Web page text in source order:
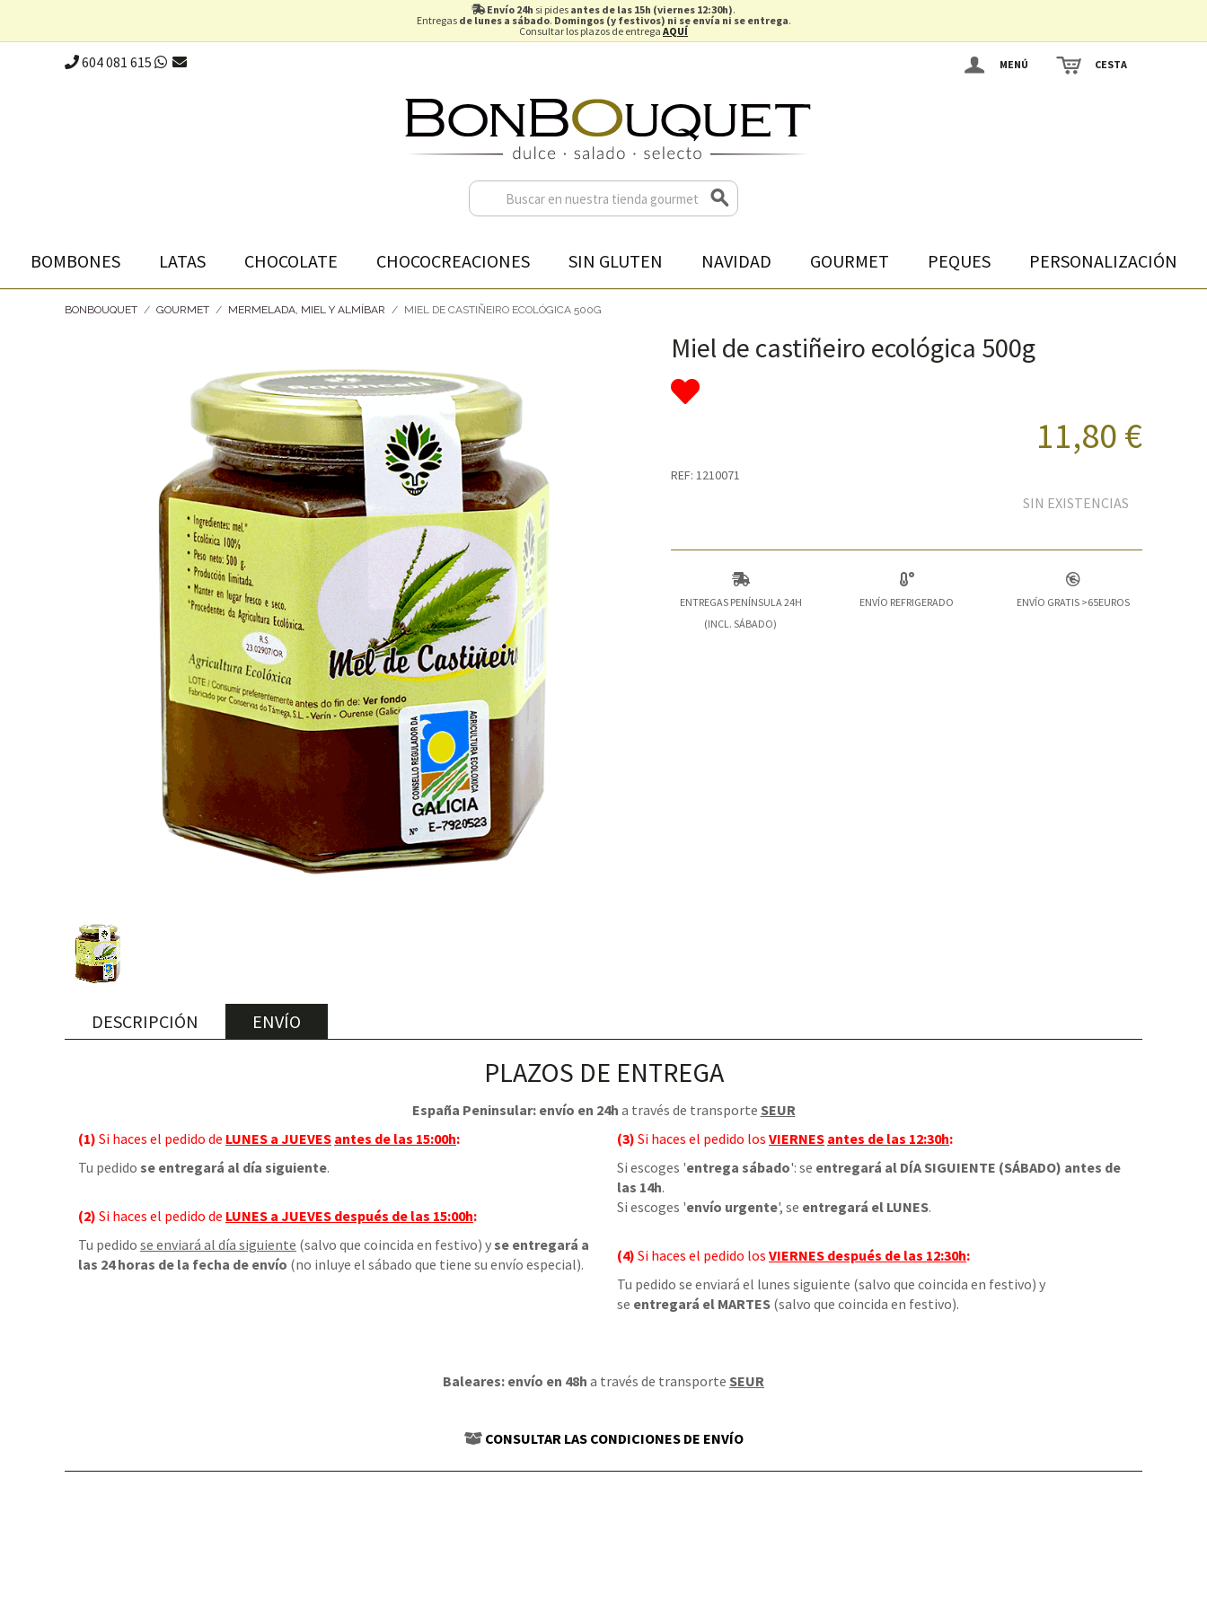
Envío 24h si pides antes de las 15h (viernes 12:30h).
Entregas de lunes a sábado. Domingos (y festivos) ni se envía ni se entrega.
Consultar los plazos de entrega AQUÍ
604 081 615 MENÚ CESTA
BOMBONES LATAS CHOCOLATE CHOCOCREACIONES SIN GLUTEN NAVIDAD GOURMET PEQUES PERSONALIZACIÓN
BONBOUQUET / GOURMET / MERMELADA, MIEL Y ALMÍBAR / MIEL DE CASTIÑEIRO ECOLÓGICA 500G
Miel de castiñeiro ecológica 500g
11,80 €
REF: 1210071
SIN EXISTENCIAS
ENTREGAS PENÍNSULA 24H
(INCL. SÁBADO)
ENVÍO REFRIGERADO ENVÍO GRATIS >65EUROS
DESCRIPCIÓN ENVÍO
PLAZOS DE ENTREGA
España Peninsular: envío en 24h a través de transporte SEUR
(1) Si haces el pedido de LUNES a JUEVES antes de las 15:00h:
Tu pedido se entregará al día siguiente.
(2) Si haces el pedido de LUNES a JUEVES después de las 15:00h:
Tu pedido se enviará al día siguiente (salvo que coincida en festivo) yse entregará a
las 24 horas de la fecha de envío (no inluye el sábado que tiene su envío especial).
(3) Si haces el pedido los VIERNES antes de las 12:30h:
Si escoges 'entrega sábado': se entregará al DÍA SIGUIENTE (SÁBADO) antes de
las 14h.
Si escoges 'envío urgente', se entregará el LUNES.
(4) Si haces el pedido los VIERNES después de las 12:30h:
Tu pedido se enviará el lunes siguiente (salvo que coincida en festivo) y
se entregará el MARTES (salvo que coincida en festivo).
Baleares: envío en 48h a través de transporte SEUR
CONSULTAR LAS CONDICIONES DE ENVÍO